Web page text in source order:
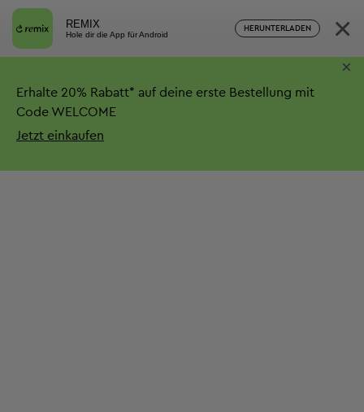
REMIX
Hole dir die App für Android
HERUNTERLADEN ×
Erhalte 20% Rabatt* auf deine erste Bestellung mit
Code WELCOME
Jetzt einkaufen
×